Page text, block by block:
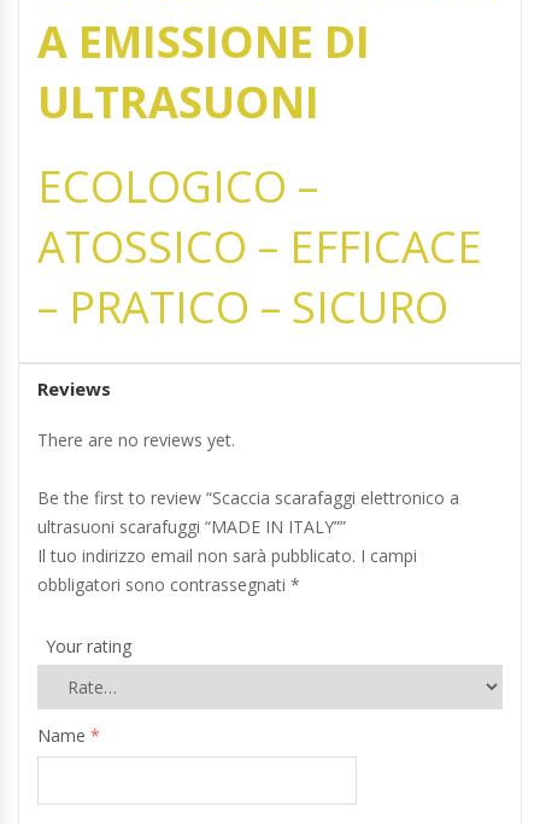
A EMISSIONE DI
ULTRASUONI
ECOLOGICO –
ATOSSICO – EFFICACE
– PRATICO – SICURO
Reviews
There are no reviews yet.
Be the first to review “Scaccia scarafaggi elettronico a
ultrasuoni scarafuggi “MADE IN ITALY””
Il tuo indirizzo email non sarà pubblicato. I campi
obbligatori sono contrassegnati *
Your rating
Name *